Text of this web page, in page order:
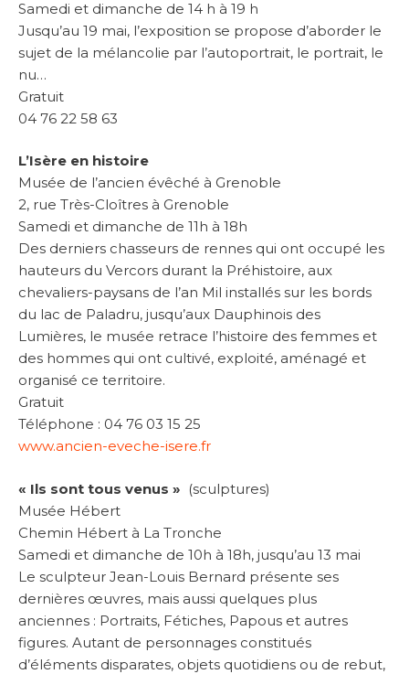
Samedi et dimanche de 14 h à 19 h
Jusqu’au 19 mai, l’exposition se propose d’aborder le
sujet de la mélancolie par l’autoportrait, le portrait, le
nu…
Gratuit
04 76 22 58 63
L’Isère en histoire
Musée de l’ancien évêché à Grenoble
2, rue Très-Cloîtres à Grenoble
Samedi et dimanche de 11h à 18h
Des derniers chasseurs de rennes qui ont occupé les
hauteurs du Vercors durant la Préhistoire, aux
chevaliers-paysans de l’an Mil installés sur les bords
du lac de Paladru, jusqu’aux Dauphinois des
Lumières, le musée retrace l’histoire des femmes et
des hommes qui ont cultivé, exploité, aménagé et
organisé ce territoire.
Gratuit
Téléphone : 04 76 03 15 25
www.ancien-eveche-isere.fr
« Ils sont tous venus » (sculptures)
Musée Hébert
Chemin Hébert à La Tronche
Samedi et dimanche de 10h à 18h, jusqu’au 13 mai
Le sculpteur Jean-Louis Bernard présente ses
dernières œuvres, mais aussi quelques plus
anciennes : Portraits, Fétiches, Papous et autres
figures. Autant de personnages constitués
d’éléments disparates, objets quotidiens ou de rebut,